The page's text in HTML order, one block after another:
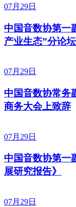
07月29日
中国音数协第一
产业生态”分论
07月29日
中国音数协常务
商务大会上致辞
07月29日
中国音数协第一
展研究报告》
07月29日